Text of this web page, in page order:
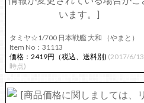
タミヤ☆1/700 日本戦艦 大和 （やまと）
Item No：31113
価格：2419円（税込、送料別) (2017/6/13
時点)